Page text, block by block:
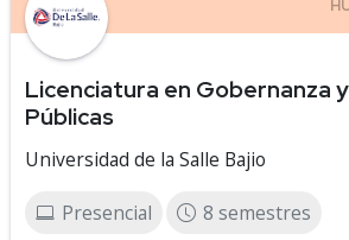
Licenciatura en Gobernanza
Públicas
Universidad de la Salle Bajio
Presencial 8 semestres